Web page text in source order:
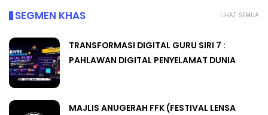
LIHAT SEMUA
SEGMEN KHAS
TRANSFORMASI DIGITAL GURU SIRI 7 :
PAHLAWAN DIGITAL PENYELAMAT DUNIA
MAJLIS ANUGERAH FFK (FESTIVAL LENSA